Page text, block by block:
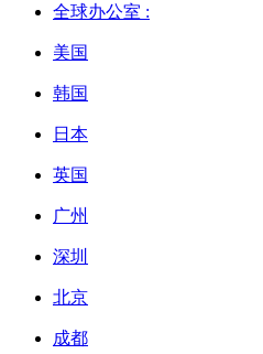
全球办公室 :
美国
韩国
日本
英国
广州
深圳
北京
成都